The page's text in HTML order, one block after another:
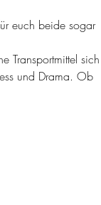
euch beide sogar
Transportmittel sich
und Drama. Ob